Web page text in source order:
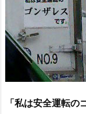
「私は安全運転の